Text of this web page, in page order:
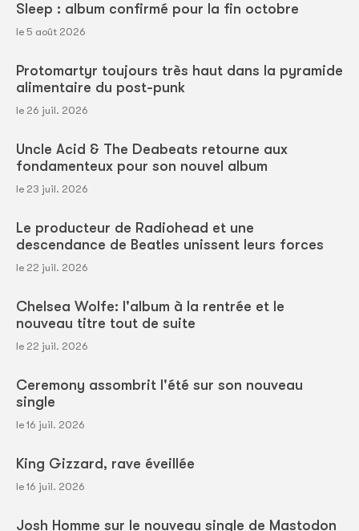
Sleep : album confirmé pour la fin octobre
le 5 août 2026
Protomartyr toujours très haut dans la pyramide
alimentaire du post-punk
le 26 juil. 2026
Uncle Acid & The Deabeats retourne aux
fondamenteux pour son nouvel album
le 23 juil. 2026
Le producteur de Radiohead et une
descendance de Beatles unissent leurs forces
le 22 juil. 2026
Chelsea Wolfe: l'album à la rentrée et le
nouveau titre tout de suite
le 22 juil. 2026
Ceremony assombrit l'été sur son nouveau
single
le 16 juil. 2026
King Gizzard, rave éveillée
le 16 juil. 2026
Josh Homme sur le nouveau single de Mastodon